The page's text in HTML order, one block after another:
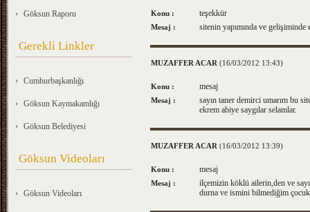
Göksun Raporu
Gerekli Linkler
Cumhurbaşkanlığı
Göksun Kaymakamlığı
Göksun Belediyesi
Göksun Videoları
Göksun Videoları
Konu : teşekkür
Mesaj : sitenin yapımında ve
MUZAFFER ACAR (16/03/2012 13:43)
Konu : mesaj
Mesaj :
sayın taner demirci umarım bu
ekrem abiye saygılar selamlar.
MUZAFFER ACAR (16/03/2012 13:39)
Konu : mesaj
Mesaj :
ilçemizin köklü ailerin,den ve
durna ve ismini bilmediğim